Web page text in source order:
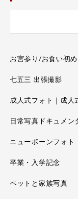
お宮参り/お食い初
七五三 出張撮影
成人式フォト｜成人
日常写真ドキュメン
ニューボーンフォト
卒業・入学記念
ペットと家族写真